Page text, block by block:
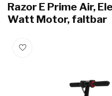
Razor E Prime Air,
Watt Motor, faltbar